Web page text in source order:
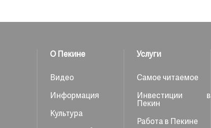
О Пекине
Видео
Информация
Культура
Услуги
Самое читаемое
Инвестиции в
Пекин
Работа в Пекине